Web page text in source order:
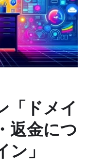
「ドメイ
返金につ
」